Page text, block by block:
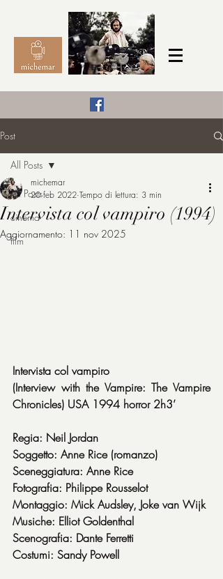
michemar
Post
All Posts
cinema
film
All Posts
Intervista col vampiro (1994)
michemar
20 feb 2022 Tempo di lettura: 3 min
Aggiornamento: 11 nov 2025
Intervista col vampiro
(Interview with the Vampire: The Vampire
Chronicles) USA 1994 horror 2h3’
Regia: Neil Jordan
Soggetto: Anne Rice (romanzo)
Sceneggiatura: Anne Rice
Fotografia: Philippe Rousselot
Montaggio: Mick Audsley, Joke van Wijk
Musiche: Elliot Goldenthal
Scenografia: Dante Ferretti
Costumi: Sandy Powell